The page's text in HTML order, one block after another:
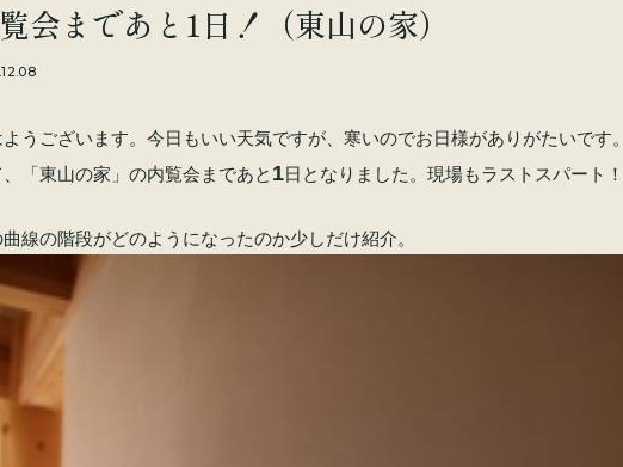
会まであと1日！（東山の家）
ようございます。今日もいい天気ですが、寒いのでお日様がありがたいです。
、「東山の家」の内覧会まであと 1日となりました。現場もラストスパート
曲線の階段がどのようになったのか少しだけ紹介。
紹介